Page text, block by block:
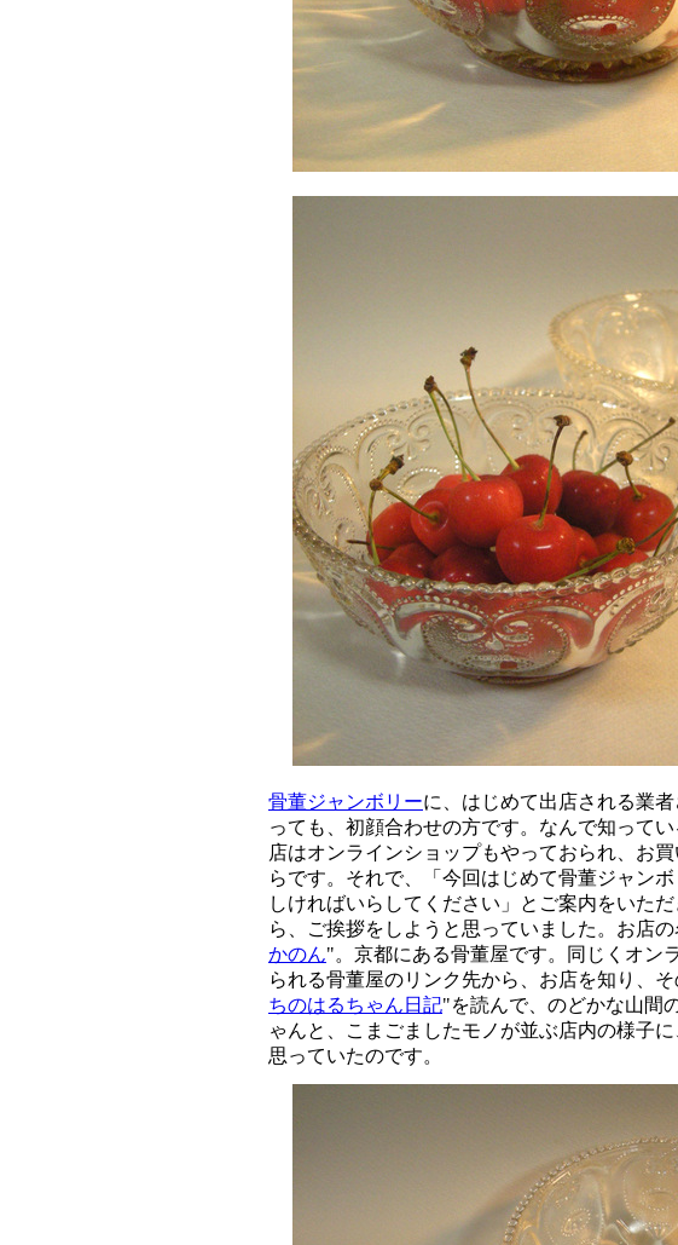
骨董ジャンボリーに、はじめて出店される業
っても、初顔合わせの方です。なんで知って
店はオンラインショップもやっておられ、お
らです。それで、「今回はじめて骨董ジャン
しければいらしてください」とご案内をいた
ら、ご挨拶をしようと思っていました。お店
かのん"。京都にある骨董屋です。同じくオン
られる骨董屋のリンク先から、お店を知り、
ちのはるちゃん日記"を読んで、のどかな山間
ゃんと、こまごましたモノが並ぶ店内の様子
思っていたのです。